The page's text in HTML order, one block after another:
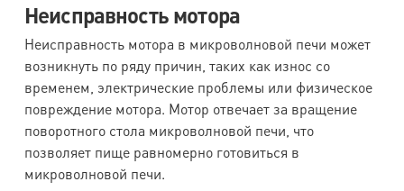
Неисправность мотора
Неисправность мотора в микроволновой печи может
возникнуть по ряду причин, таких как износ со
временем, электрические проблемы или физическое
повреждение мотора. Мотор отвечает за вращение
поворотного стола микроволновой печи, что
позволяет пище равномерно готовиться в
микроволновой печи.